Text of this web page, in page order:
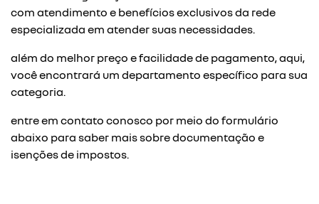
com atendimento e benefícios exclusivos da rede
especializada em atender suas necessidades.
além do melhor preço e facilidade de pagamento, aqui,
você encontrará um departamento específico para sua
categoria.
entre em contato conosco por meio do formulário
abaixo para saber mais sobre documentação e
isenções de impostos.